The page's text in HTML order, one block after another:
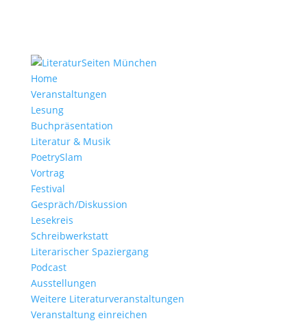
Home
Veranstaltungen
Lesung
Buchpräsentation
Literatur & Musik
PoetrySlam
Vortrag
Festival
Gespräch/Diskussion
Lesekreis
Schreibwerkstatt
Literarischer Spaziergang
Podcast
Ausstellungen
Weitere Literaturveranstaltungen
Veranstaltung einreichen